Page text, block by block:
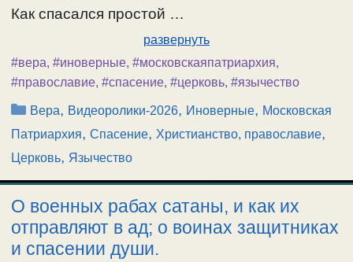
Как спасался простой …
развернуть
#вера, #иноверные, #московскаяпатриархия,
#православие, #спасение, #церковь, #язычество
Рубрики
Вера, Видеоролики-2026, Иноверные, Московская
Патриархия, Спасение, Христианство, православие,
Церковь, Язычество
О военных рабах сатаны, и как их
отправляют в ад; о воинах защитниках
и спасении души.